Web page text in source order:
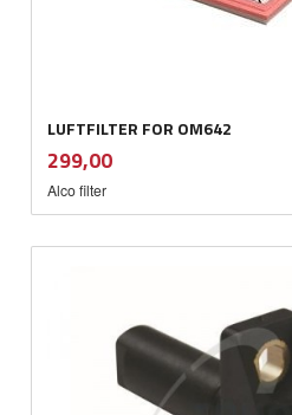
LUFTFILTER FOR OM642
Pris
299,00mva.
Alco filter